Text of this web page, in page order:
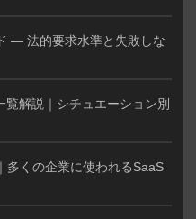
— 法的要求水準と失敗しな
解説｜シチュエーション別
多くの企業に使われるSaaS